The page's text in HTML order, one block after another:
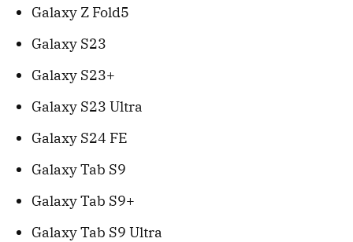
Galaxy Z Fold5
Galaxy S23
Galaxy S23+
Galaxy S23 Ultra
Galaxy S24 FE
Galaxy Tab S9
Galaxy Tab S9+
Galaxy Tab S9 Ultra